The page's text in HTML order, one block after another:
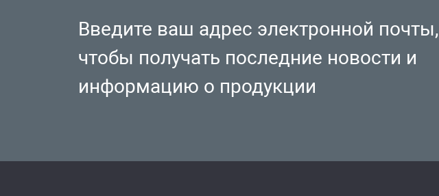
Введите ваш адрес электронной почты,
чтобы получать последние новости и
информацию о продукции